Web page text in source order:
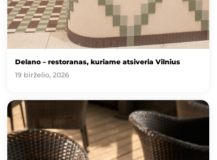
Delano – restoranas, kuriame atsiveria Vilnius
19 birželio, 2026